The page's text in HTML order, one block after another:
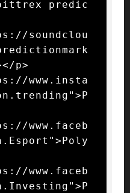
predic
soundclou
p>
www.insta
www.faceb
www.faceb